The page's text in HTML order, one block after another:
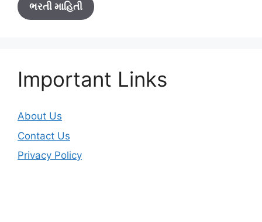
ભરતી માહિતી
Important Links
About Us
Contact Us
Privacy Policy